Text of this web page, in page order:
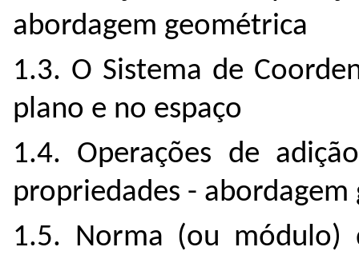
abordagem geométrica
1.3. O Sistema de
plano e no espaço
1.4. Operações de
propriedades -
1.5. Norma (ou